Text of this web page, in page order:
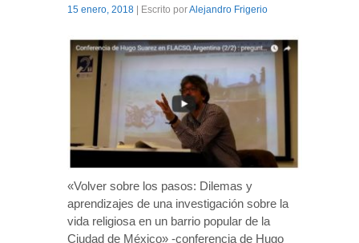
15 enero, 2018 | Escrito porAlejandro Frigerio
«Volver sobre los pasos: Dilemas y
aprendizajes de una investigación sobre la
vida religiosa en un barrio popular de la
Ciudad de México» -conferencia de Hugo